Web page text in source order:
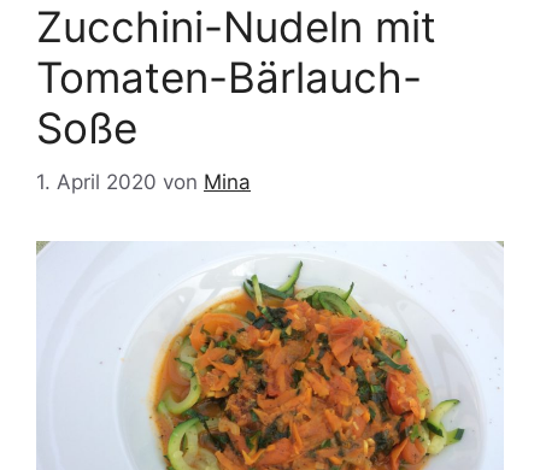
Zucchini-Nudeln mit
Tomaten-Bärlauch-
Soße
1. April 2020 von Mina